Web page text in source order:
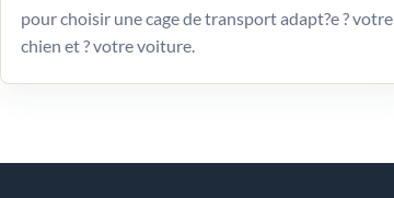
pour choisir une cage de transport adapt?e ? votre
chien et ? votre voiture.